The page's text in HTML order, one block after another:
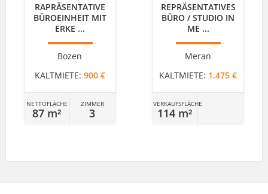
RAPRÄSENTATIVE
BÜROEINHEIT MIT
ERKE ...
Bozen
KALTMIETE: 900 €
NETTOFLÄCHE
87 m²
ZIMMER
3
REPRÄSENTATIVES
BÜRO / STUDIO IN
ME ...
Meran
KALTMIETE: 1.475 €
VERKAUFSFLÄCHE
114 m²